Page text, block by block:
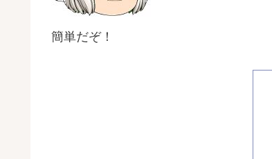
簡単だぞ！